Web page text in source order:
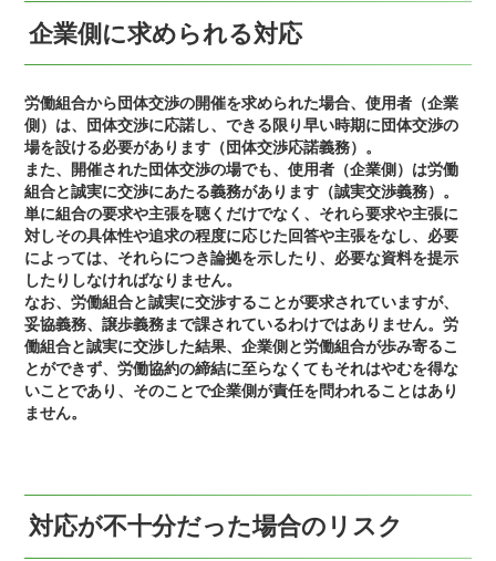
企業側に求められる対応
労働組合から団体交渉の開催を求められた場合、使用者（企業
側）は、団体交渉に応諾し、できる限り早い時期に団体交渉の
場を設ける必要があります（団体交渉応諾義務）。
また、開催された団体交渉の場でも、使用者（企業側）は労働
組合と誠実に交渉にあたる義務があります（誠実交渉義務）。
単に組合の要求や主張を聴くだけでなく、それら要求や主張に
対しその具体性や追求の程度に応じた回答や主張をなし、必要
によっては、それらにつき論拠を示したり、必要な資料を提示
したりしなければなりません。
なお、労働組合と誠実に交渉することが要求されていますが、
妥協義務、譲歩義務まで課されているわけではありません。労
働組合と誠実に交渉した結果、企業側と労働組合が歩み寄るこ
とができず、労働協約の締結に至らなくてもそれはやむを得な
いことであり、そのことで企業側が責任を問われることはあり
ません。
対応が不十分だった場合のリスク